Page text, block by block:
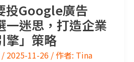
投Google廣告
一迷思，打造企業
擎」策略
/ 2025-11-26 / 作者: Tina